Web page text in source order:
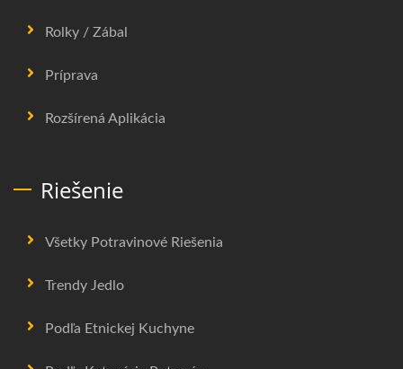
Rolky / Zábal
Príprava
Rozšírená Aplikácia
Riešenie
Všetky Potravinové Riešenia
Trendy Jedlo
Podľa Etnickej Kuchyne